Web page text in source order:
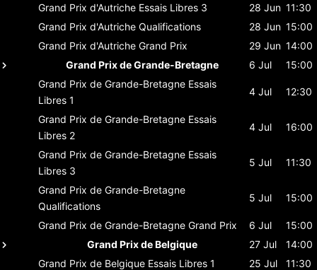
Grand Prix d'Autriche Essais Libres 3 28 Jun 11:30
Grand Prix d'Autriche Qualifications 28 Jun 15:00
Grand Prix d'Autriche Grand Prix 29 Jun 14:00
Grand Prix de Grande-Bretagne
6 Jul
15:00
Grand Prix de Grande-Bretagne Essais
Libres 1
4 Jul 12:30
Grand Prix de Grande-Bretagne Essais
Libres 2
4 Jul 16:00
Grand Prix de Grande-Bretagne Essais
Libres 3
5 Jul 11:30
Grand Prix de Grande-Bretagne
Qualifications
5 Jul 15:00
Grand Prix de Grande-Bretagne Grand Prix 6 Jul
15:00
Grand Prix de Belgique
27 Jul
14:00
Grand Prix de Belgique Essais Libres 1 25 Jul
11:30